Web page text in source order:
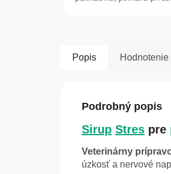
Popis Hodnotenie
Podrobný popis
Sirup Stres pre
Veterinárny
úzkosť a nervové